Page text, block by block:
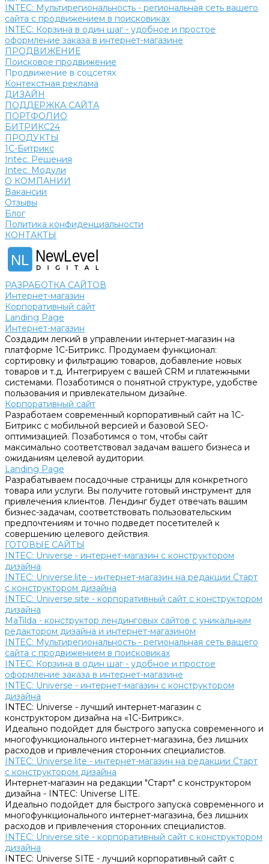
INTEC: Мультирегиональность - региональная сеть вашего
сайта с продвижением в поисковиках
INTEC: Корзина в один шаг - удобное и простое
оформление заказа в интернет-магазине
ПРОДВИЖЕНИЕ
Поисковое продвижение
Продвижение в соцсетях
Контекстная реклама
ДИЗАЙН
ПОДДЕРЖКА САЙТА
ПОРТФОЛИО
БИТРИКС24
ПРОДУКТЫ
1С-Битрикс
Intec. Решения
Intec. Модули
О КОМПАНИИ
Вакансии
Отзывы
Блог
Политика конфиденциальности
КОНТАКТЫ
NewLevel
NL
РАЗРАБОТКА САЙТОВ
Интернет-магазин
Корпоративный сайт
Landing Page
Интернет-магазин
Создадим легкий в управлении интернет-магазин на
платформе 1С-Битрикс. Продумаем функционал:
сортировку и фильтрацию товаров, добавление новых
товаров и т.д. Интегрируем с вашей CRM и платежными
системами. Позаботимся о понятной структуре, удобстве
пользования и привлекательном дизайне.
Корпоративный сайт
Разработаем современный корпоративный сайт на 1С-
Битрикс с мобильной версией и базовой SEO-
оптимизацией. Позаботимся о том, чтобы сайт
максимально соответствовал задачам вашего бизнеса и
ожиданиям целевой аудитории.
Landing Page
Разрабатываем посадочные страницы для конкретного
товара или услуги. Вы получите готовый инструмент для
привлечения клиентов. Лендинг будет отвечать вашим
бизнес-задачам, соответствовать пользовательским
предпочтениям и точно подведет посетителей к
совершению целевого действия.
ГОТОВЫЕ САЙТЫ
INTEC: Universe - интернет-магазин с конструктором
дизайна
INTEC: Universe.lite - интернет-магазин на редакции Старт
с конструктором дизайна
INTEC: Universe.site - корпоративный сайт с конструктором
дизайна
MaTilda - конструктор лендинговых сайтов с уникальным
редактором дизайна и интернет-магазином
INTEC: Мультирегиональность - региональная сеть вашего
сайта с продвижением в поисковиках
INTEC: Корзина в один шаг - удобное и простое
оформление заказа в интернет-магазине
INTEC: Universe - интернет-магазин с конструктором
дизайна
INTEC: Universe - лучший интернет-магазин с
конструктором дизайна на «1C-Битрикс».
Идеально подойдет для быстрого запуска современного и
многофункционального интернет-магазина, без лишних
расходов и привлечения сторонних специалистов.
INTEC: Universe.lite - интернет-магазин на редакции Старт
с конструктором дизайна
Интернет-магазин на редакции "Старт" с конструктором
дизайна - INTEC: Universe LITE.
Идеально подойдет для быстрого запуска современного и
многофункционального интернет-магазина, без лишних
расходов и привлечения сторонних специалистов.
INTEC: Universe.site - корпоративный сайт с конструктором
дизайна
INTEC: Universe SITE - лучший корпоративный сайт с